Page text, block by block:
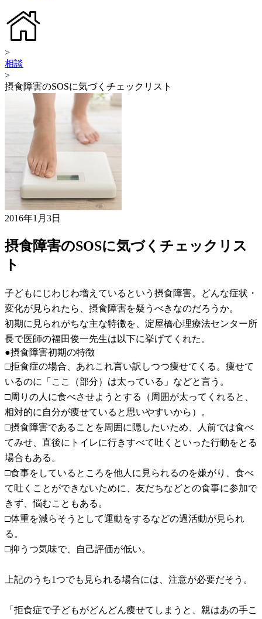
>
相談
>
摂食障害のSOSに気づくチェックリスト
2016年1月3日
摂食障害のSOSに気づくチェックリス
ト
子どもにじわじわ増えているという摂食障害。どんな症状・
変化が見られたら、摂食障害を疑うべきなのだろうか。
初期に見られがちな主な特徴を、淀屋橋心理療法センター所
長で医師の福田俊一先生は以下に挙げてくれた。
●摂食障害初期の特徴
□拒食症の場合、あれこれ言い訳しつつ痩せてくる。痩せて
いるのに「ここ（部分）は太っている」などと言う。
□周りの人に食べさせようとする（周囲が太ってくれると、
相対的に自分が痩せていると思いやすいから）。
□摂食障害であることを周囲に隠したいため、人前では食べ
てみせ、直後にトイレに行きすべて吐くといった行動をとる
場合もある。
□食事をしているところを他人に見られるのを嫌がり、食べ
て吐くことができないために、友だちなどとの食事に参加で
きず、悩むこともある。
□体重を減らそうとして運動をするなどの過活動が見られ
る。
□抑うつ気味で、自己評価が低い。
上記のうち1つでも見られる場合には、注意が必要だそう。
「拒食症で子どもがどんどん痩せてしまうと、親はあの手こ